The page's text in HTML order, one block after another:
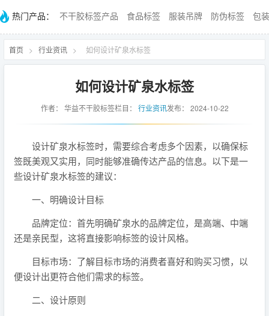
热门产品： 不干胶标签产品 食品标签 服装吊牌 防伪标签 包
首页 > 行业资讯 > 如何设计矿泉水标签
如何设计矿泉水标签
作者： 华益不干胶标签栏目： 行业资讯发布： 2024-10-22
设计矿泉水标签时，需要综合考虑多个因素，以确保标
签既美观又实用，同时能够准确传达产品的信息。以下是一
些设计矿泉水标签的建议：
一、明确设计目标
品牌定位：首先明确矿泉水的品牌定位，是高端、中端
还是亲民型，这将直接影响标签的设计风格。
目标市场：了解目标市场的消费者喜好和购买习惯，以
便设计出更符合他们需求的标签。
二、设计原则